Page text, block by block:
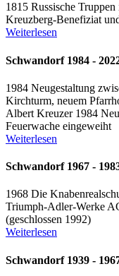
1815 Russische
Kreuzberg-Benefiziat
Weiterlesen
Schwandorf 1984 -
1984 Neugestaltung
Kirchturm, neuem
Albert Kreuzer 1984
Feuerwache eingeweiht
Weiterlesen
Schwandorf 1967 -
1968 Die
Triumph-Adler-Werke
(geschlossen 1992)
Weiterlesen
Schwandorf 1939 -